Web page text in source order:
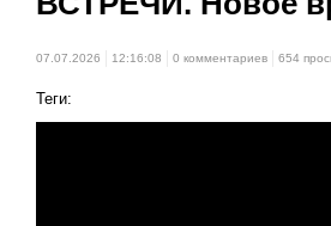
07.07.2026 12:16:08 0 комментариев 654
Теги: